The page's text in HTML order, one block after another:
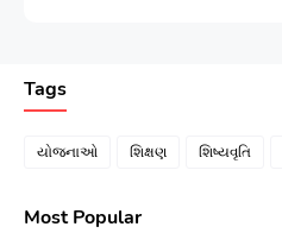
Tags
યોજનાઓ શિક્ષણ શિષ્યવૃતિ
Most Popular